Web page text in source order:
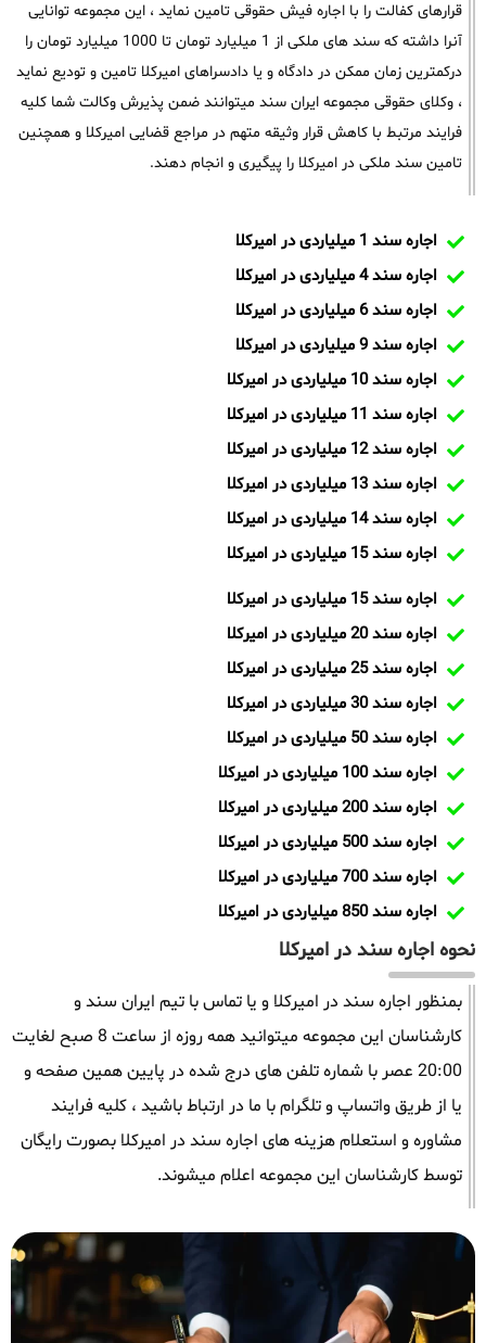
قرارهای کفالت را با اجاره فیش حقوقی تامین نماید ، این مجموعه توانایی
آنرا داشته که سند های ملکی از 1 میلیارد تومان تا 1000 میلیارد تومان را
درکمترین زمان ممکن در دادگاه و یا دادسراهای امیرکلا تامین و تودیع نماید
، وکلای حقوقی مجموعه ایران سند میتوانند ضمن پذیرش وکالت شما کلیه
فرایند مرتبط با کاهش قرار وثیقه متهم در مراجع قضایی امیرکلا و همچنین
تامین سند ملکی در امیرکلا را پیگیری و انجام دهند.
اجاره سند 1 میلیاردی در امیرکلا
اجاره سند 4 میلیاردی در امیرکلا
اجاره سند 6 میلیاردی در امیرکلا
اجاره سند 9 میلیاردی در امیرکلا
اجاره سند 10 میلیاردی در امیرکلا
اجاره سند 11 میلیاردی در امیرکلا
اجاره سند 12 میلیاردی در امیرکلا
اجاره سند 13 میلیاردی در امیرکلا
اجاره سند 14 میلیاردی در امیرکلا
اجاره سند 15 میلیاردی در امیرکلا
اجاره سند 15 میلیاردی در امیرکلا
اجاره سند 20 میلیاردی در امیرکلا
اجاره سند 25 میلیاردی در امیرکلا
اجاره سند 30 میلیاردی در امیرکلا
اجاره سند 50 میلیاردی در امیرکلا
اجاره سند 100 میلیاردی در امیرکلا
اجاره سند 200 میلیاردی در امیرکلا
اجاره سند 500 میلیاردی در امیرکلا
اجاره سند 700 میلیاردی در امیرکلا
اجاره سند 850 میلیاردی در امیرکلا
نحوه اجاره سند در امیرکلا
بمنظور اجاره سند در امیرکلا و یا تماس با تیم ایران سند و
کارشناسان این مجموعه میتوانید همه روزه از ساعت 8 صبح لغایت
20:00 عصر با شماره تلفن های درج شده در پایین همین صفحه و
یا از طریق واتساپ و تلگرام با ما در ارتباط باشید ، کلیه فرایند
مشاوره و استعلام هزینه های اجاره سند در امیرکلا بصورت رایگان
توسط کارشناسان این مجموعه اعلام میشوند.